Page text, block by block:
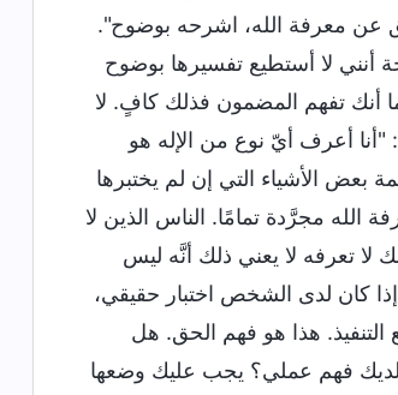
عن معرفة الله، اشرحه بوضوح".
أنني لا أستطيع تفسيرها بوضوح
أنك تفهم المضمون فذلك كافٍ. لا
أعرف أيّ نوع من الإله هو
الأشياء التي إن لم يختبرها
الله مجرَّدة تمامًا. الناس الذين لا
لا تعرفه لا يعني ذلك أنَّه ليس
كان لدى الشخص اختبار حقيقي،
التنفيذ. هذا هو فهم الحق. هل
فهم عملي؟ يجب عليك وضعها